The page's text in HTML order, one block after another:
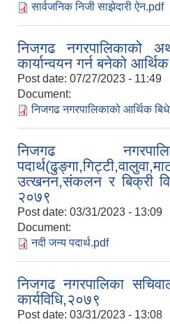
सार्वजनिक निजी साझेदारी ऐन.pdf
निजगढ नगरपालिकाको
कार्यान्वयन गर्न बनेको
Post date: 07/27/2023 - 11:49
Document:
निजगढ नगरपालिकाको आर्थिक
निजगढ
उत्खनन,संकलन र बिक्री
२०७९
Post date: 03/31/2023 - 13:09
Document:
नदी जन्य पदार्थ.pdf
निजगढ नगरपालिका
कार्यविधि,२०७९
Post date: 03/31/2023 - 13:08